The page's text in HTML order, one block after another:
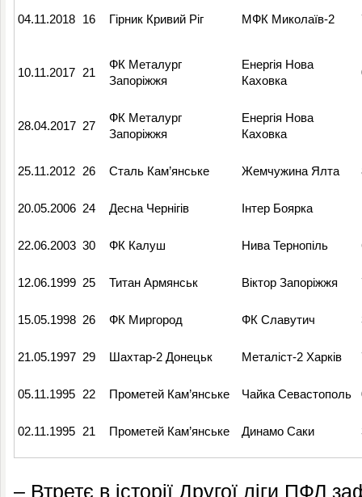
04.11.2018 16 Гірник Кривий Ріг МФК Миколаїв-2
10.11.2017 21
ФК Металург
Запоріжжя
Енергія Нова
Каховка
28.04.2017 27
ФК Металург
Запоріжжя
Енергія Нова
Каховка
25.11.2012 26 Сталь Кам’янське Жемчужина Ялта
20.05.2006 24 Десна Чернігів Інтер Боярка
22.06.2003 30 ФК Калуш Нива Тернопіль
12.06.1999 25 Титан Армянськ Віктор Запоріжжя
15.05.1998 26 ФК Миргород ФК Славутич
21.05.1997 29 Шахтар-2 Донецьк Металіст-2 Харків
05.11.1995 22 Прометей Кам’янське Чайка Севастополь
02.11.1995 21 Прометей Кам’янське Динамо Саки
– Втретє в історії Другої ліги ПФЛ